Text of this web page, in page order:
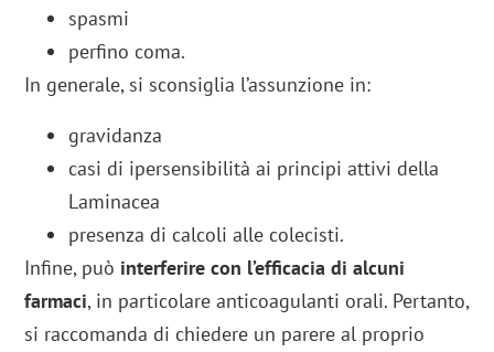
spasmi
perfino coma.
In generale, si sconsiglia l’assunzione in:
gravidanza
casi di ipersensibilità ai principi attivi della
Laminacea
presenza di calcoli alle colecisti.
Infine, può interferire con l’efficacia di alcuni
farmaci, in particolare anticoagulanti orali. Pertanto,
si raccomanda di chiedere un parere al proprio